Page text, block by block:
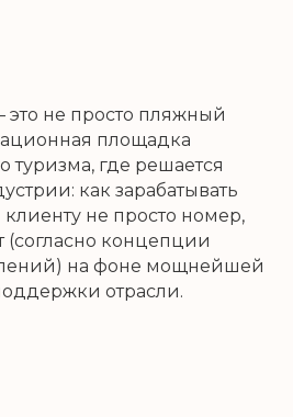
не просто пляжный
площадка
туризма, где решается
как зарабатывать
не просто номер,
концепции
на фоне мощнейшей
отрасли.